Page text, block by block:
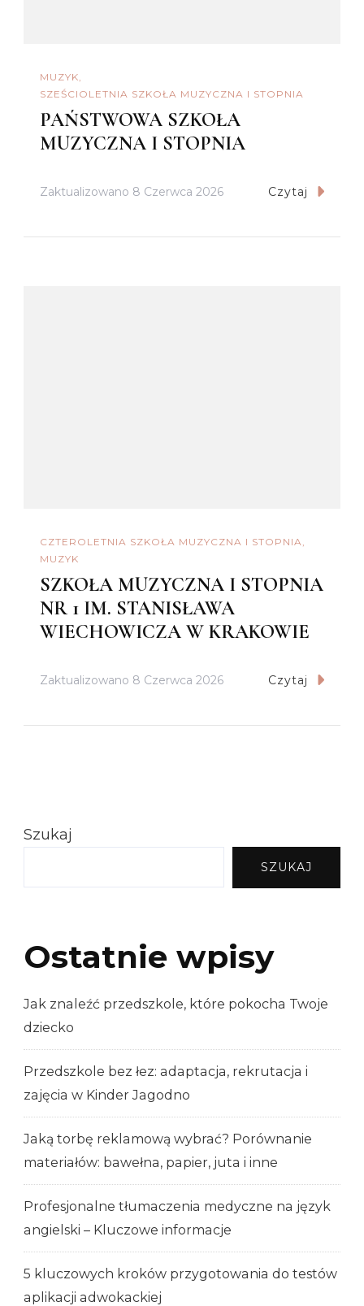
MUZYK
SZEŚCIOLETNIA SZKOŁA MUZYCZNA I STOPNIA
PAŃSTWOWA SZKOŁA
MUZYCZNA I STOPNIA
Zaktualizowano 8 Czerwca 2026 Czytaj
CZTEROLETNIA SZKOŁA MUZYCZNA I STOPNIA
MUZYK
SZKOŁA MUZYCZNA I STOPNIA
NR 1 IM. STANISŁAWA
WIECHOWICZA W KRAKOWIE
Zaktualizowano 8 Czerwca 2026 Czytaj
Szukaj
SZUKAJ
Ostatnie wpisy
Jak znaleźć przedszkole, które pokocha Twoje
dziecko
Przedszkole bez łez: adaptacja, rekrutacja i
zajęcia w Kinder Jagodno
Jaką torbę reklamową wybrać? Porównanie
materiałów: bawełna, papier, juta i inne
Profesjonalne tłumaczenia medyczne na język
angielski – Kluczowe informacje
5 kluczowych kroków przygotowania do testów
aplikacji adwokackiej